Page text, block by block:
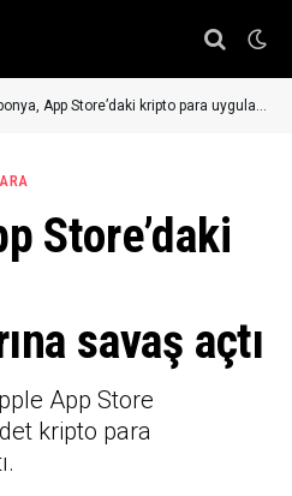
App Store’daki kripto para uygulamalarına savaş açtı
Store’daki
savaş açtı
App Store
kripto para